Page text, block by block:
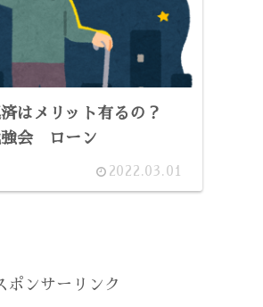
はメリット有るの？
強会 ローン
2022.03.01
ポンサーリンク